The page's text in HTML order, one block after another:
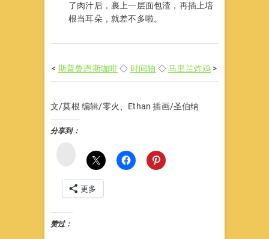
了肉汁后，裹上一层面包渣，再插上培
根当耳朵，就差不多啦。
< 斯普鲁恩斯咖啡◇ 时间轴 ◇马里兰炸鸡 >
文/莫根 编辑/零火、Ethan 插画/圣伯纳
分享到：
更多
赞过：